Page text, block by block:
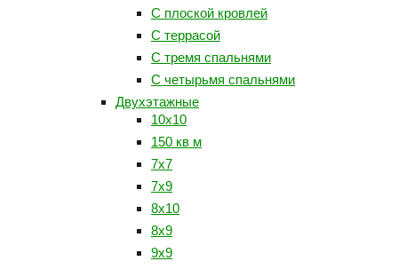
С плоской кровлей
С террасой
С тремя спальнями
С четырьмя спальнями
Двухэтажные
10x10
150 кв м
7x7
7x9
8x10
8x9
9x9